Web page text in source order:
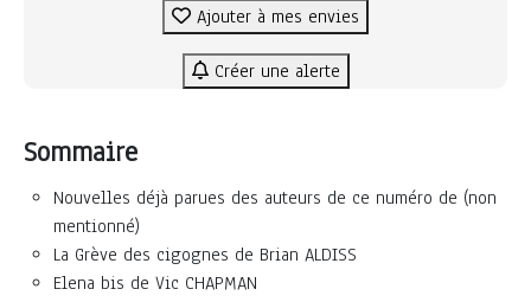
Ajouter à mes envies
Créer une alerte
Sommaire
Nouvelles déjà parues des auteurs de ce numéro de (non
mentionné)
La Grève des cigognes de Brian ALDISS
Elena bis de Vic CHAPMAN